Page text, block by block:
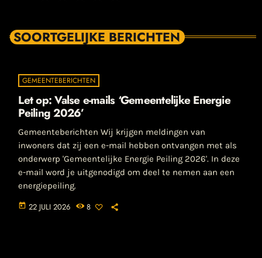
SOORTGELIJKE BERICHTEN
GEMEENTEBERICHTEN
Let op: Valse e-mails ‘Gemeentelijke Energie
Peiling 2026’
Gemeenteberichten Wij krijgen meldingen van
inwoners dat zij een e-mail hebben ontvangen met als
onderwerp 'Gemeentelijke Energie Peiling 2026'. In deze
e-mail word je uitgenodigd om deel te nemen aan een
energiepeiling.
today 22 JULI 2026 8